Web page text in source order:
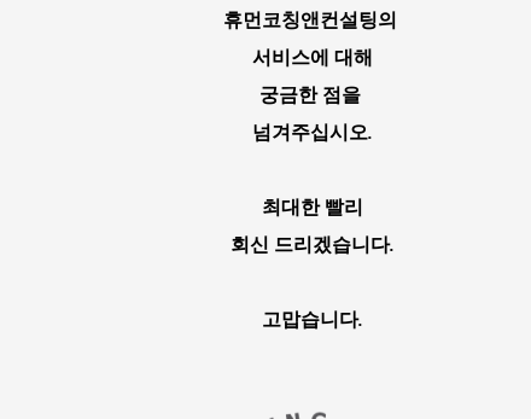
휴먼코칭앤컨설팅의
서비스에 대해
궁금한 점을
넘겨주십시오.
최대한 빨리
회신 드리겠습니다.
고맙습니다.